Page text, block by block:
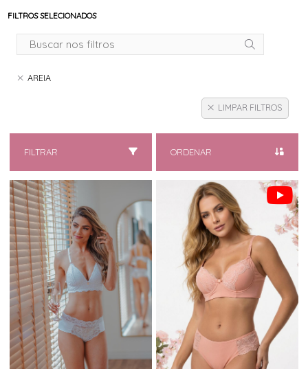
FILTROS SELECIONADOS
AREIA
LIMPAR FILTROS
FILTRAR ORDENAR